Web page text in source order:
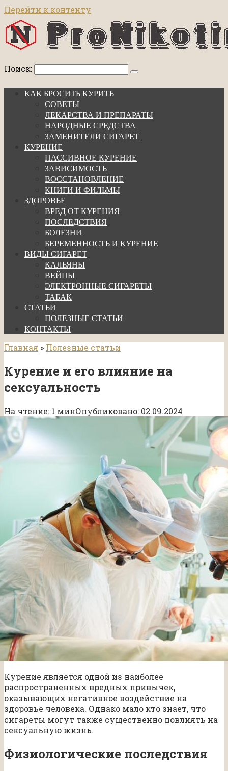
Перейти к контенту
Поиск:
КАК БРОСИТЬ КУРИТЬ
СОВЕТЫ
ЛЕКАРСТВА И ПРЕПАРАТЫ
НАРОДНЫЕ СРЕДСТВА
ЗАМЕНИТЕЛИ СИГАРЕТ
КУРЕНИЕ
ПАССИВНОЕ КУРЕНИЕ
ЗАВИСИМОСТЬ
ВОССТАНОВЛЕНИЕ
КНИГИ И ФИЛЬМЫ
ЗДОРОВЬЕ
ВРЕД ОТ КУРЕНИЯ
ПОСЛЕДСТВИЯ
БОЛЕЗНИ
БЕРЕМЕННОСТЬ И КУРЕНИЕ
ВИДЫ СИГАРЕТ
КАЛЬЯНЫ
ВЕЙПЫ
ЭЛЕКТРОННЫЕ СИГАРЕТЫ
ТАБАК
СТАТЬИ
ПОЛЕЗНЫЕ СТАТЬИ
КОНТАКТЫ
Главная » Полезные статьи
Курение и его влияние на
сексуальность
На чтение: 1 минОпубликовано: 02.09.2024
Курение является одной из наиболее
распространенных вредных привычек,
оказывающих негативное воздействие на
здоровье человека. Однако мало кто знает, что
сигареты могут также существенно повлиять на
сексуальную жизнь.
Физиологические последствия